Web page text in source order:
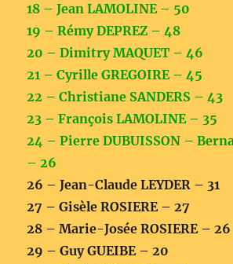
18 – Jean LAMOLINE – 50
19 – Rémy DEPREZ – 48
20 – Dimitry MAQUET – 46
21 – Cyrille GREGOIRE – 45
22 – Christiane SANDERS – 43
23 – François LAMOLINE – 35
24 – Pierre DUBUISSON –
– 26
26 – Jean-Claude LEYDER – 31
27 – Gisèle ROSIERE – 27
28 – Marie-Josée ROSIERE – 26
29 – Guy GUEIBE – 20